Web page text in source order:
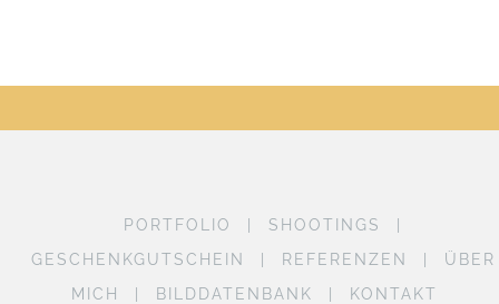
PORTFOLIO
SHOOTINGS
GESCHENKGUTSCHEIN
REFERENZEN
ÜBER
MICH
BILDDATENBANK KONTAKT